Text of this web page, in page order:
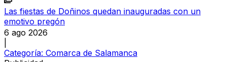
Las fiestas de Doñinos quedan inauguradas con un
emotivo pregón
6 ago 2026
Categoría: Comarca de Salamanca